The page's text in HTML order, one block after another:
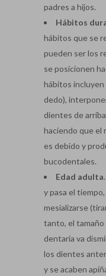
padres a hijos.
Hábitos
hábitos que se
pueden ser los
se posicionen
hábitos incluyen
dedo),
dientes de
haciendo que el
es debido y
bucodentales.
Edad adulta
y pasa el
mesializarse
tanto, el tamaño
dentaria va
los dientes
y se acaben